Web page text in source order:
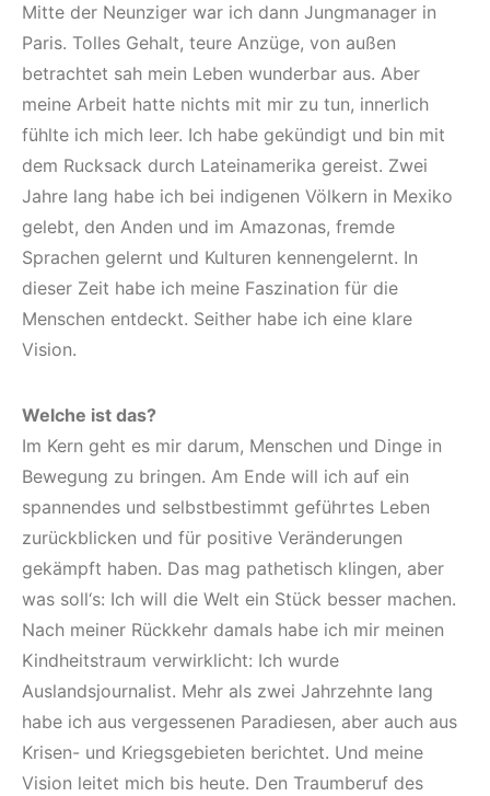
Mitte der Neunziger war ich dann Jungmanager in
Paris. Tolles Gehalt, teure Anzüge, von außen
betrachtet sah mein Leben wunderbar aus. Aber
meine Arbeit hatte nichts mit mir zu tun, innerlich
fühlte ich mich leer. Ich habe gekündigt und bin mit
dem Rucksack durch Lateinamerika gereist. Zwei
Jahre lang habe ich bei indigenen Völkern in Mexiko
gelebt, den Anden und im Amazonas, fremde
Sprachen gelernt und Kulturen kennengelernt. In
dieser Zeit habe ich meine Faszination für die
Menschen entdeckt. Seither habe ich eine klare
Vision.
Welche ist das?
Im Kern geht es mir darum, Menschen und Dinge in
Bewegung zu bringen. Am Ende will ich auf ein
spannendes und selbstbestimmt geführtes Leben
zurückblicken und für positive Veränderungen
gekämpft haben. Das mag pathetisch klingen, aber
was soll‘s: Ich will die Welt ein Stück besser machen.
Nach meiner Rückkehr damals habe ich mir meinen
Kindheitstraum verwirklicht: Ich wurde
Auslandsjournalist. Mehr als zwei Jahrzehnte lang
habe ich aus vergessenen Paradiesen, aber auch aus
Krisen- und Kriegsgebieten berichtet. Und meine
Vision leitet mich bis heute. Den Traumberuf des